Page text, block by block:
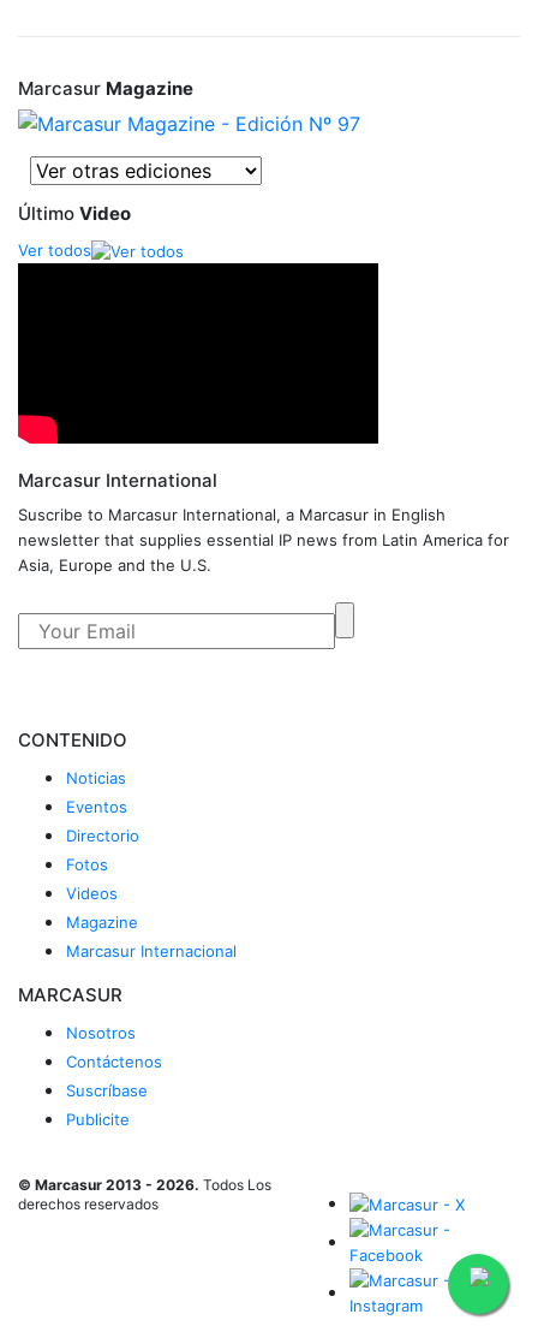
Marcasur Magazine
Último Video
Ver todos
Marcasur International
Suscribe to Marcasur International, a Marcasur in English
newsletter that supplies essential IP news from Latin America for
Asia, Europe and the U.S.
CONTENIDO
Noticias
Eventos
Directorio
Fotos
Videos
Magazine
Marcasur Internacional
MARCASUR
Nosotros
Contáctenos
Suscríbase
Publicite
© Marcasur 2013 - 2026. Todos Los
derechos reservados